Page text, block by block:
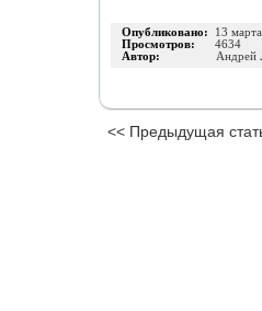
Опубликовано: 13
Просмотров: 4634
Автор:
Андрей
<< Предыдущая